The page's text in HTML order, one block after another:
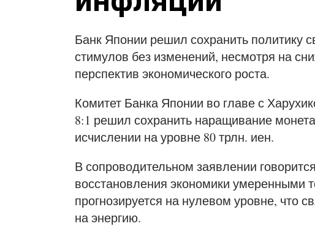
Банк Японии решил сохранить политику
стимулов без изменений, несмотря на
перспектив экономического роста.
Комитет Банка Японии во главе с
8:1 решил сохранить наращивание
исчислении на уровне 80 трлн. иен.
В сопроводительном заявлении
восстановления экономики умеренными
прогнозируется на нулевом уровне, что
на энергию.